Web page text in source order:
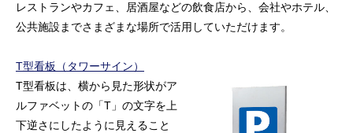
レストランやカフェ、居酒屋などの飲食店から、会社やホテル、
公共施設までさまざまな場所で活用していただけます。
T型看板（タワーサイン）
T型看板は、横から見た形状がア
ルファベットの「T」の文字を上
下逆さにしたように見えること